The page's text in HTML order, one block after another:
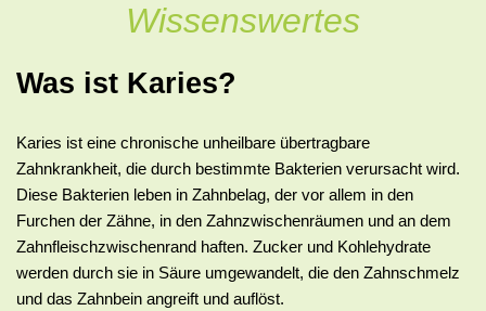
Wissenswertes
Was ist Karies?
Karies ist eine chronische unheilbare übertragbare
Zahnkrankheit, die durch bestimmte Bakterien verursacht wird.
Diese Bakterien leben in Zahnbelag, der vor allem in den
Furchen der Zähne, in den Zahnzwischenräumen und an dem
Zahnfleischzwischenrand haften. Zucker und Kohlehydrate
werden durch sie in Säure umgewandelt, die den Zahnschmelz
und das Zahnbein angreift und auflöst.